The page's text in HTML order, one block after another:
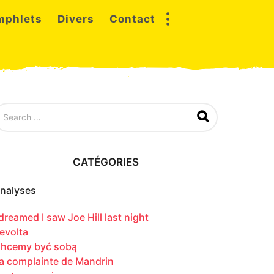
Divers Contact
CATÉGORIES
I saw Joe Hill last night
być sobą
complainte de Mandrin